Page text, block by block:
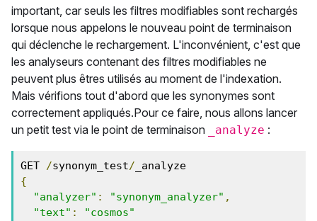
important, car seuls les filtres modifiables sont rechargés
lorsque nous appelons le nouveau point de terminaison
qui déclenche le rechargement. L'inconvénient, c'est que
les analyseurs contenant des filtres modifiables ne
peuvent plus êtres utilisés au moment de l'indexation.
Mais vérifions tout d'abord que les synonymes sont
correctement appliqués.Pour ce faire, nous allons lancer
un petit test via le point de terminaison
_analyze :
GET /synonym_test/
{
"analyzer" : "synonym_analyzer" ,
"text" :
"cosmos"